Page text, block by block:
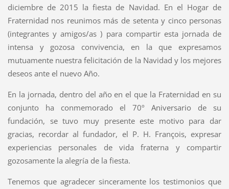
diciembre de 2015 la fiesta de Navidad. En el Hogar de
Fraternidad nos reunimos más de setenta y cinco personas
(integrantes y amigos/as ) para compartir esta jornada de
intensa y gozosa convivencia, en la que expresamos
mutuamente nuestra felicitación de la Navidad y los mejores
deseos ante el nuevo Año.
En la jornada, dentro del año en el que la Fraternidad en su
conjunto ha conmemorado el 70º Aniversario de su
fundación, se tuvo muy presente este motivo para dar
gracias, recordar al fundador, el P. H. François, expresar
experiencias personales de vida fraterna y compartir
gozosamente la alegría de la fiesta.
Tenemos que agradecer sinceramente los testimonios que